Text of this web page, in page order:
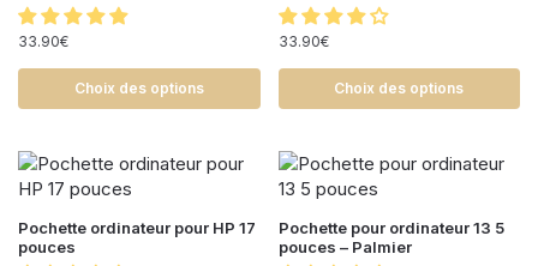
33.90€
Choix des options
33.90€
Choix des options
Pochette ordinateur pour HP 17
pouces
Pochette pour ordinateur 13 5
pouces – Palmier